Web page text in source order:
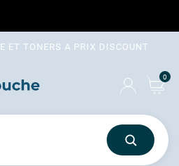
ET TONERS A PRIX DISCOUNT
0